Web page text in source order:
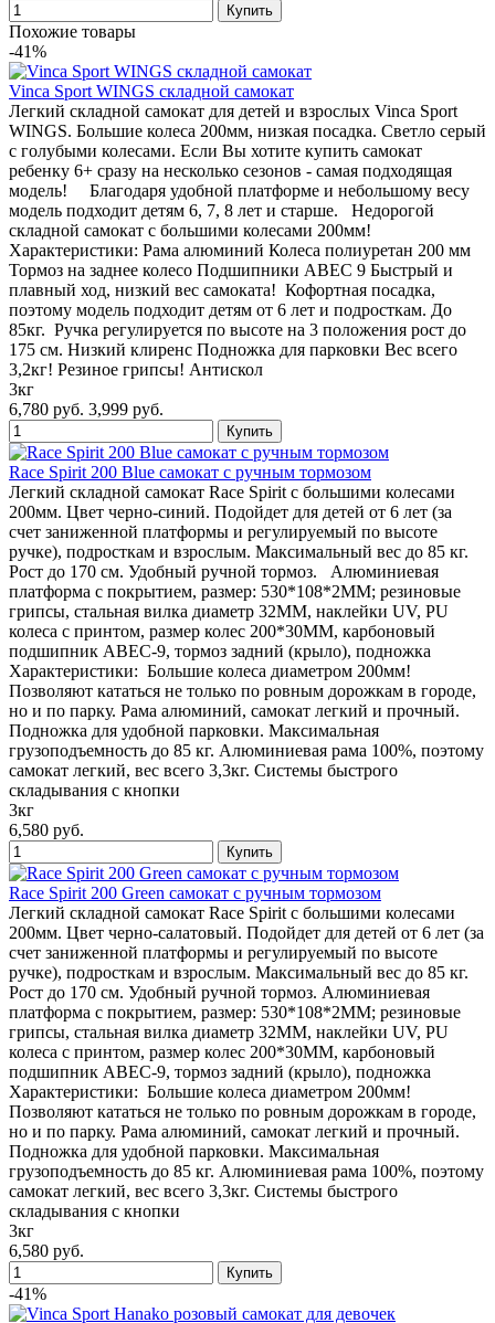
Похожие товары
-41%
Vinca Sport WINGS складной самокат
Легкий складной самокат для детей и взрослых Vinca Sport
WINGS. Большие колеса 200мм, низкая посадка. Светло серый
с голубыми колесами. Если Вы хотите купить самокат
ребенку 6+ сразу на несколько сезонов - самая подходящая
модель! Благодаря удобной платформе и небольшому весу
модель подходит детям 6, 7, 8 лет и старше. Недорогой
складной самокат с большими колесами 200мм!
Характеристики: Рама алюминий Колеса полиуретан 200 мм
Тормоз на заднее колесо Подшипники ABEC 9 Быстрый и
плавный ход, низкий вес самоката! Кофортная посадка,
поэтому модель подходит детям от 6 лет и подросткам. До
85кг. Ручка регулируется по высоте на 3 положения рост до
175 см. Низкий клиренс Подножка для парковки Вес всего
3,2кг! Резиное грипсы! Антискол
3кг
6,780 руб. 3,999 руб.
Race Spirit 200 Blue самокат с ручным тормозом
Легкий складной самокат Race Spirit с большими колесами
200мм. Цвет черно-синий. Подойдет для детей от 6 лет (за
счет заниженной платформы и регулируемый по высоте
ручке), подросткам и взрослым. Максимальный вес до 85 кг.
Рост до 170 см. Удобный ручной тормоз. Алюминиевая
платформа с покрытием, размер: 530*108*2MM; резиновые
грипсы, стальная вилка диаметр 32MM, наклейки UV, PU
колеса с принтом, размер колес 200*30MM, карбоновый
подшипник ABEC-9, тормоз задний (крыло), подножка
Характеристики: Большие колеса диаметром 200мм!
Позволяют кататься не только по ровным дорожкам в городе,
но и по парку. Рама алюминий, самокат легкий и прочный.
Подножка для удобной парковки. Максимальная
грузоподъемность до 85 кг. Алюминиевая рама 100%, поэтому
самокат легкий, вес всего 3,3кг. Системы быстрого
складывания с кнопки
3кг
6,580 руб.
Race Spirit 200 Green самокат с ручным тормозом
Легкий складной самокат Race Spirit с большими колесами
200мм. Цвет черно-салатовый. Подойдет для детей от 6 лет (за
счет заниженной платформы и регулируемый по высоте
ручке), подросткам и взрослым. Максимальный вес до 85 кг.
Рост до 170 см. Удобный ручной тормоз. Алюминиевая
платформа с покрытием, размер: 530*108*2MM; резиновые
грипсы, стальная вилка диаметр 32MM, наклейки UV, PU
колеса с принтом, размер колес 200*30MM, карбоновый
подшипник ABEC-9, тормоз задний (крыло), подножка
Характеристики: Большие колеса диаметром 200мм!
Позволяют кататься не только по ровным дорожкам в городе,
но и по парку. Рама алюминий, самокат легкий и прочный.
Подножка для удобной парковки. Максимальная
грузоподъемность до 85 кг. Алюминиевая рама 100%, поэтому
самокат легкий, вес всего 3,3кг. Системы быстрого
складывания с кнопки
3кг
6,580 руб.
-41%